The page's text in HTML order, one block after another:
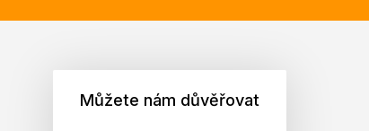
Můžete nám důvěřovat